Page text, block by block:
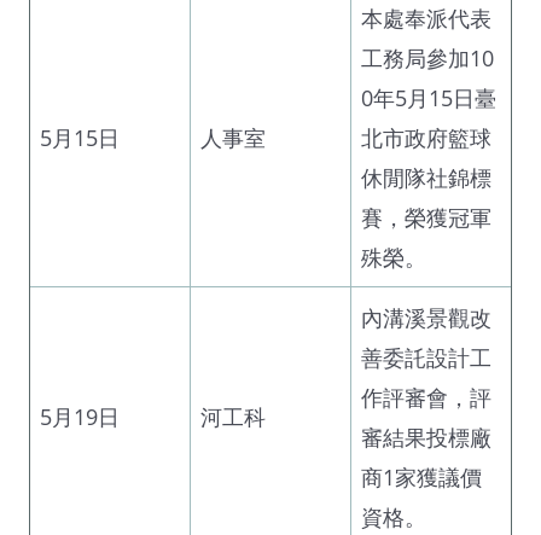
5月15日 人事室
本處奉派代表
工務局參加10
0年5月15日臺
北市政府籃球
休閒隊社錦標
賽，榮獲冠軍
殊榮。
5月19日 河工科
內溝溪景觀改
善委託設計工
作評審會，評
審結果投標廠
商1家獲議價
資格。